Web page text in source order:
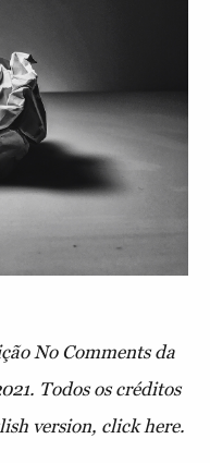
No Comments da
Todos os créditos
version, click here.